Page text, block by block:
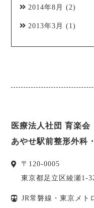
2014年8月 (2)
2013年3月 (1)
医療法人社団 育楽会
あやせ駅前整形外科
〒 120-0005
東京都足立区綾瀬1-
JR常磐線・東京メト